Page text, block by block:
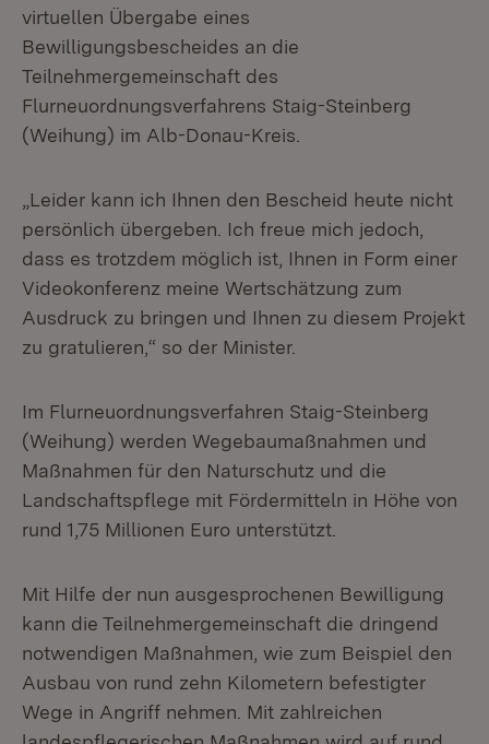
virtuellen Übergabe eines
Bewilligungsbescheides an die
Teilnehmergemeinschaft des
Flurneuordnungsverfahrens Staig-Steinberg
(Weihung) im Alb-Donau-Kreis.
„Leider kann ich Ihnen den Bescheid heute nicht
persönlich übergeben. Ich freue mich jedoch,
dass es trotzdem möglich ist, Ihnen in Form einer
Videokonferenz meine Wertschätzung zum
Ausdruck zu bringen und Ihnen zu diesem Projekt
zu gratulieren,“ so der Minister.
Im Flurneuordnungsverfahren Staig-Steinberg
(Weihung) werden Wegebaumaßnahmen und
Maßnahmen für den Naturschutz und die
Landschaftspflege mit Fördermitteln in Höhe von
rund 1,75 Millionen Euro unterstützt.
Mit Hilfe der nun ausgesprochenen Bewilligung
kann die Teilnehmergemeinschaft die dringend
notwendigen Maßnahmen, wie zum Beispiel den
Ausbau von rund zehn Kilometern befestigter
Wege in Angriff nehmen. Mit zahlreichen